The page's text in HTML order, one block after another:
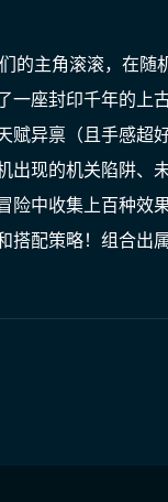
的主角滚滚，在随
一座封印千年的上
赋异禀（且手感超
现的机关陷阱、
险中收集上百种效
配策略！组合出